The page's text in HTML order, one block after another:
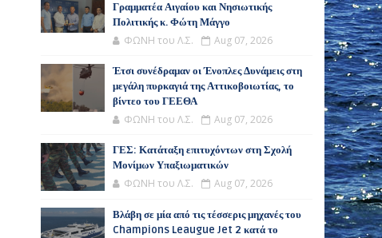
Γραμματέα Αιγαίου και Νησιωτικής
Πολιτικής κ. Φώτη Μάγγο
ΦΩΝΗ του Λ.Σ. Aug 07, 2026
Έτσι συνέδραμαν οι Ένοπλες Δυνάμεις στη
μεγάλη πυρκαγιά της Αττικοβοιωτίας, το
βίντεο του ΓΕΕΘΑ
ΦΩΝΗ του Λ.Σ. Aug 07, 2026
ΓΕΣ: Κατάταξη επιτυχόντων στη Σχολή
Μονίμων Υπαξιωματικών
ΦΩΝΗ του Λ.Σ. Aug 07, 2026
Βλάβη σε μία από τις τέσσερις μηχανές του
Champions Leaugue Jet 2 κατά το